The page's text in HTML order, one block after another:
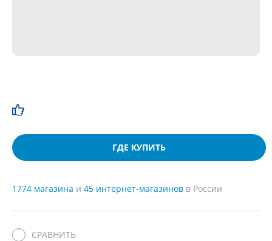
ГДЕ КУПИТЬ
1774 магазина и 45 интернет-магазинов в России
СРАВНИТЬ